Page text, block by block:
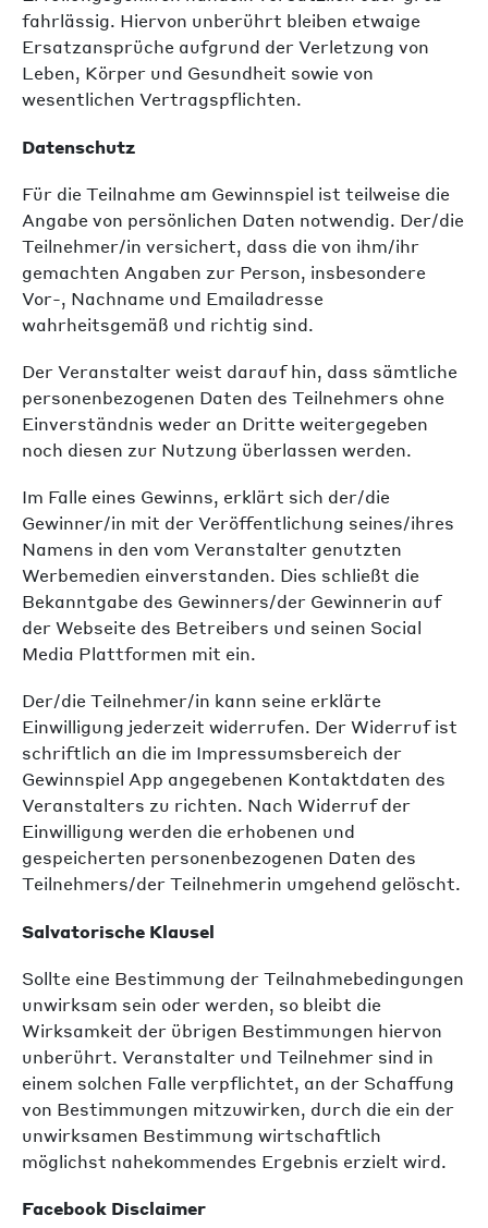
fahrlässig. Hiervon unberührt bleiben etwaige
Ersatzansprüche aufgrund der Verletzung von
Leben, Körper und Gesundheit sowie von
wesentlichen Vertragspflichten.
Datenschutz
Für die Teilnahme am Gewinnspiel ist teilweise die
Angabe von persönlichen Daten notwendig. Der/die
Teilnehmer/in versichert, dass die von ihm/ihr
gemachten Angaben zur Person, insbesondere
Vor-, Nachname und Emailadresse
wahrheitsgemäß und richtig sind.
Der Veranstalter weist darauf hin, dass sämtliche
personenbezogenen Daten des Teilnehmers ohne
Einverständnis weder an Dritte weitergegeben
noch diesen zur Nutzung überlassen werden.
Im Falle eines Gewinns, erklärt sich der/die
Gewinner/in mit der Veröffentlichung seines/ihres
Namens in den vom Veranstalter genutzten
Werbemedien einverstanden. Dies schließt die
Bekanntgabe des Gewinners/der Gewinnerin auf
der Webseite des Betreibers und seinen Social
Media Plattformen mit ein.
Der/die Teilnehmer/in kann seine erklärte
Einwilligung jederzeit widerrufen. Der Widerruf ist
schriftlich an die im Impressumsbereich der
Gewinnspiel App angegebenen Kontaktdaten des
Veranstalters zu richten. Nach Widerruf der
Einwilligung werden die erhobenen und
gespeicherten personenbezogenen Daten des
Teilnehmers/der Teilnehmerin umgehend gelöscht.
Salvatorische Klausel
Sollte eine Bestimmung der Teilnahmebedingungen
unwirksam sein oder werden, so bleibt die
Wirksamkeit der übrigen Bestimmungen hiervon
unberührt. Veranstalter und Teilnehmer sind in
einem solchen Falle verpflichtet, an der Schaffung
von Bestimmungen mitzuwirken, durch die ein der
unwirksamen Bestimmung wirtschaftlich
möglichst nahekommendes Ergebnis erzielt wird.
Facebook Disclaimer